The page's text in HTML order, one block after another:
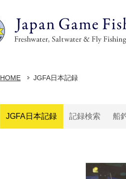
HOME JGFA日本記録
JGFA日本記録 記録検索 船